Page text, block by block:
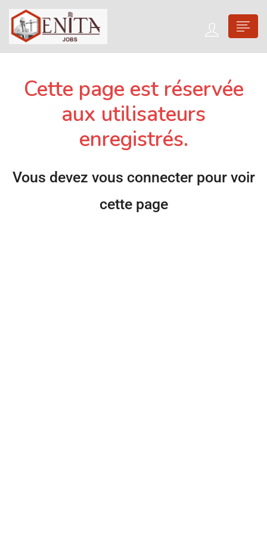
Cette page est réservée
aux utilisateurs
enregistrés.
Vous devez vous connecter pour voir
cette page